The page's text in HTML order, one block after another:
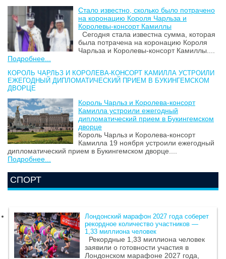
Стало известно, сколько было потрачено
на коронацию Короля Чарльза и
Королевы-консорт Камиллы
Сегодня стала известна сумма, которая
была потрачена на коронацию Короля
Чарльза и Королевы-консорт Камиллы....
Подробнее...
КОРОЛЬ ЧАРЛЬЗ И КОРОЛЕВА-КОНСОРТ КАМИЛЛА УСТРОИЛИ
ЕЖЕГОДНЫЙ ДИПЛОМАТИЧЕСКИЙ ПРИЕМ В БУКИНГЕМСКОМ
ДВОРЦЕ
Король Чарльз и Королева-консорт
Камилла устроили ежегодный
дипломатический прием в Букингемском
дворце
Король Чарльз и Королева-консорт
Камилла 19 ноября устроили ежегодный
дипломатический прием в Букингемском дворце....
Подробнее...
СПОРТ
Лондонский марафон 2027 года соберет
рекордное количество участников —
1,33 миллиона человек
Рекордные 1,33 миллиона человек
заявили о готовности участия в
Лондонском марафоне 2027 года,